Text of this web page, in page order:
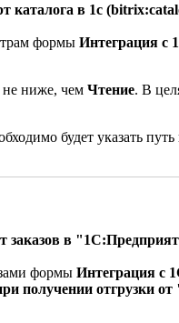
каталога в 1с
формы Интеграция с
не ниже, чем Чтение. В
будет указать
заказов в
формы Интеграция с
получении отгрузки